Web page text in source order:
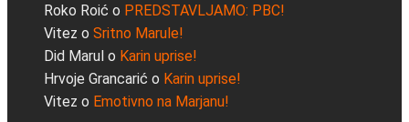
Roko Roić o PREDSTAVLJAMO: PBC!
Vitez o Sritno Marule!
Did Marul o Karin uprise!
Hrvoje Grancarić o Karin uprise!
Vitez o Emotivno na Marjanu!